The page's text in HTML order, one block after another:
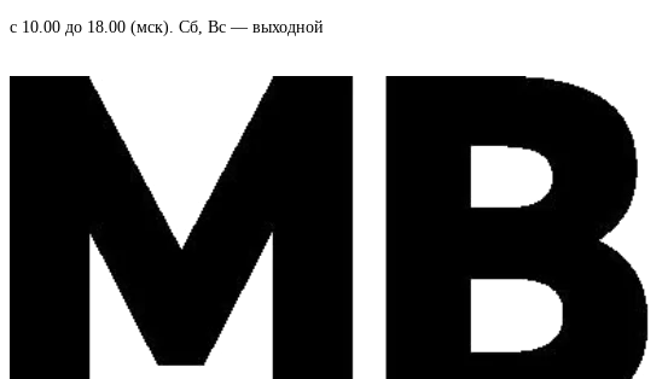
c 10.00 до 18.00 (мск). Сб, Вс — выходной